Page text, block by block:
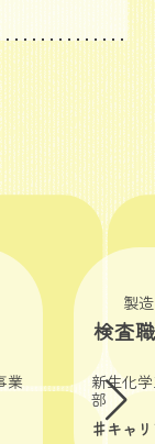
業
製
検査
新生化
部
♯キャ